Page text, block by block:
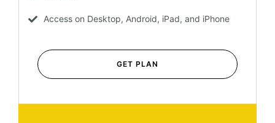
Access on Desktop, Android, iPad, and iPhone
GET PLAN